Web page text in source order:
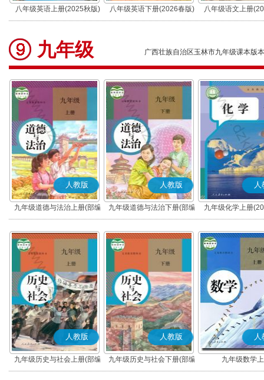
八年级英语上册(2025秋版) 八年级英语下册(2026春版)
八年级语文上册
(部编版)
九年级 广西壮族自治区玉林市九年级课本版本
人教版
九年级道德与法治上册(部编
版)
人教版
九年级道德与法治下册(部编
版)
人
九年级化学上册
人教版
九年级历史与社会上册(部编
版)
人教版
九年级历史与社会下册(部编
版)
人
九年级数学